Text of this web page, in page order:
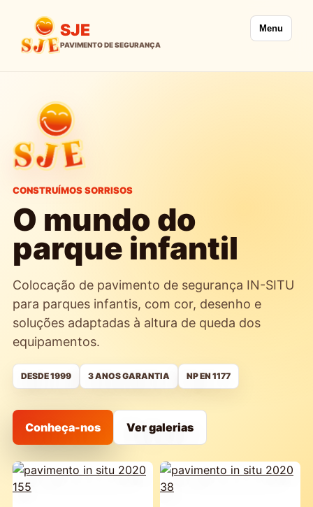
SJE Menu
CONSTRUÍMOS SORRISOS
O mundo do
parque infantil
Colocação de pavimento de segurança IN-SITU
para parques infantis, com cor, desenho e
soluções adaptadas à altura de queda dos
equipamentos.
DESDE 1999 3 ANOS GARANTIA NP EN 1177
Conheça-nos Ver galerias